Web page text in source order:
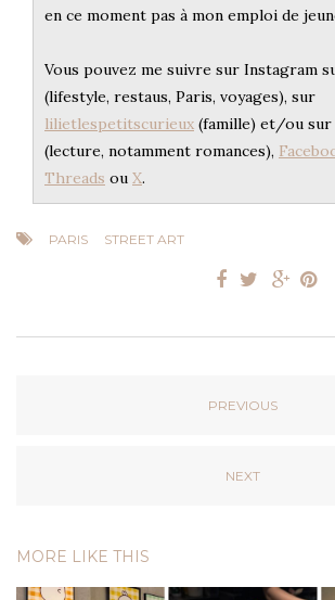
en ce moment pas à mon emploi de
Vous pouvez me suivre sur Instagram
(lifestyle, restaus, Paris, voyages), sur
lilietlespetitscurieux (famille) et/ou sur
(lecture, notamment romances),
Threads ou X.
PARIS STREET ART
PREVIOUS
NEXT
MORE LIKE THIS